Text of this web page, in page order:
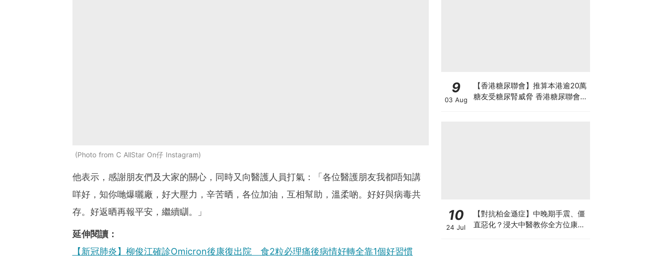
Photo from C AllStar On仔 Instagram
他表示，感謝朋友們及大家的關心，同時又向醫護人員打氣：「各位醫護朋友我都唔知講
咩好，知你哋爆曬廠，好大壓力，辛苦晒，各位加油，互相幫助，溫柔啲。好好與病毒共
存。好返晒再報平安，繼續瞓。」
延伸閱讀：
【新冠肺炎】柳俊江確診Omicron後康復出院 食2粒必理痛後病情好轉全靠1個好習慣
9
03 Aug
【香港糖尿聯會】推算本港逾20萬
糖友受糖尿腎威脅 香港糖尿聯會
10
24 Jul
【對抗柏金遜症】中晚期手震、僵
直惡化？浸大中醫教你全方位康復